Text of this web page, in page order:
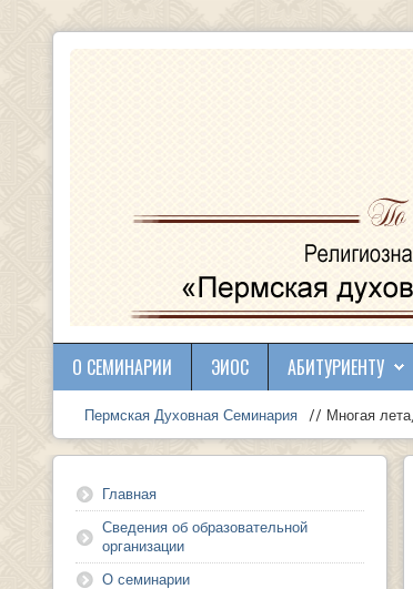
О СЕМИНАРИИ ЭИОС АБИТУРИЕНТУ
Пермская Духовная Семинария // Многая
Главная
Сведения об образовательной
организации
О семинарии